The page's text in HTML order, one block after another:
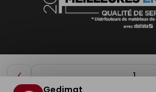
Diminuer
Gedimat